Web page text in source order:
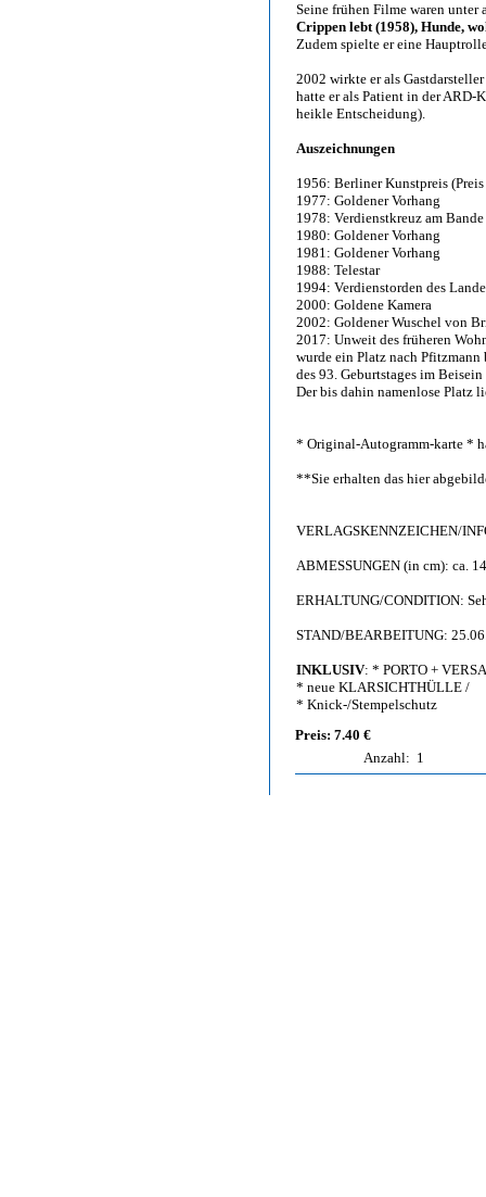
Seine frühen Filme waren unter
Crippen lebt (1958), Hunde,
Zudem spielte er eine
2002 wirkte er als
hatte er als Patient in der ARD-
heikle Entscheidung).
Auszeichnungen
1956: Berliner Kunstpreis
1977: Goldener Vorhang
1978: Verdienstkreuz am
1980: Goldener Vorhang
1981: Goldener Vorhang
1988: Telestar
1994: Verdienstorden des
2000: Goldene Kamera
2002: Goldener Wuschel von
2017: Unweit des früheren
wurde ein Platz nach
des 93. Geburtstages im
Der bis dahin namenlose Platz
* Original-Autogramm-karte *
**Sie erhalten das hier
VERLAGSKENNZEICHEN/
ABMESSUNGEN (in cm): ca.
ERHALTUNG/CONDITION:
STAND/BEARBEITUNG:
INKLUSIV: * PORTO +
* neue KLARSICHTHÜLLE /
* Knick-/Stempelschutz
Preis: 7.40 €
Anzahl: 1